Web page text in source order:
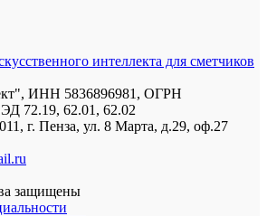
интеллекта для сметчиков
ИНН 5836896981, ОГРН
72.19, 62.01, 62.02
г. Пенза, ул. 8 Марта, д.29, оф.27
защищены